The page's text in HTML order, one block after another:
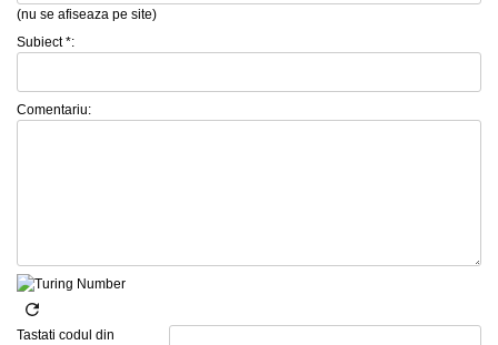
(nu se afiseaza pe site)
Subiect *:
Comentariu:
Tastati codul din